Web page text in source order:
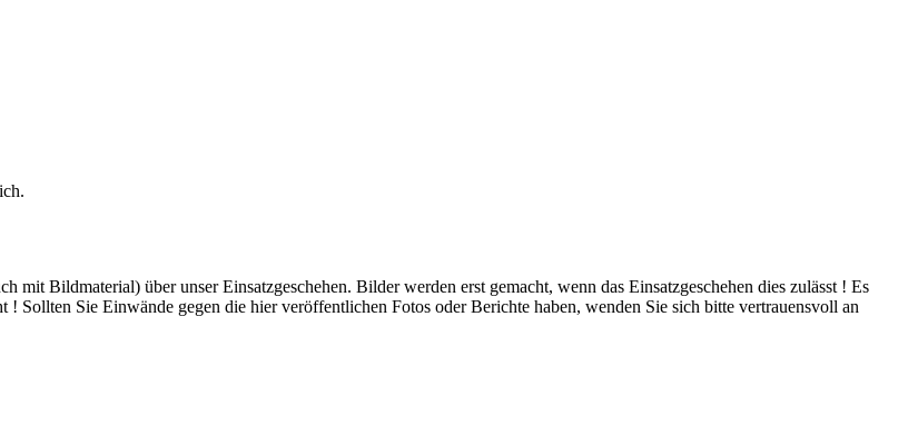
Bildmaterial) über unser Einsatzgeschehen. Bilder werden erst gemacht, wenn das Einsatzgeschehen dies zulässt ! Es
Sollten Sie Einwände gegen die hier veröffentlichen Fotos oder Berichte haben, wenden Sie sich bitte vertrauensvoll an